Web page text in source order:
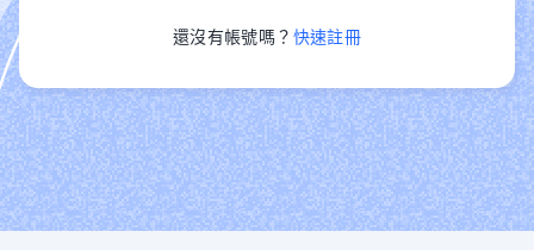
還沒有帳號嗎？ 快速註冊